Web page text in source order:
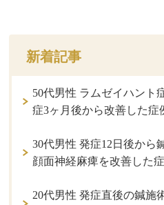
新着記事
50代男性 ラムゼイハント
症3ヶ月後から改善した症
30代男性 発症12日後から
顔面神経麻痺を改善した
20代男性 発症直後の鍼施